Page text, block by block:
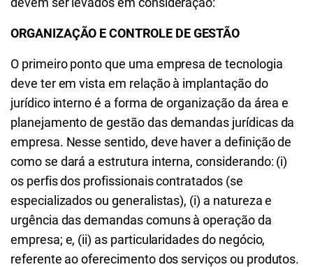
ORGANIZAÇÃO E CONTROLE DE GESTÃO
O primeiro ponto que uma empresa de tecnologia
deve ter em vista em relação à implantação do
jurídico interno é a forma de organização da área e
planejamento de gestão das demandas jurídicas da
empresa. Nesse sentido, deve haver a definição de
como se dará a estrutura interna, considerando: (i)
os perfis dos profissionais contratados (se
especializados ou generalistas), (i) a natureza e
urgência das demandas comuns à operação da
empresa; e, (ii) as particularidades do negócio,
referente ao oferecimento dos serviços ou produtos.